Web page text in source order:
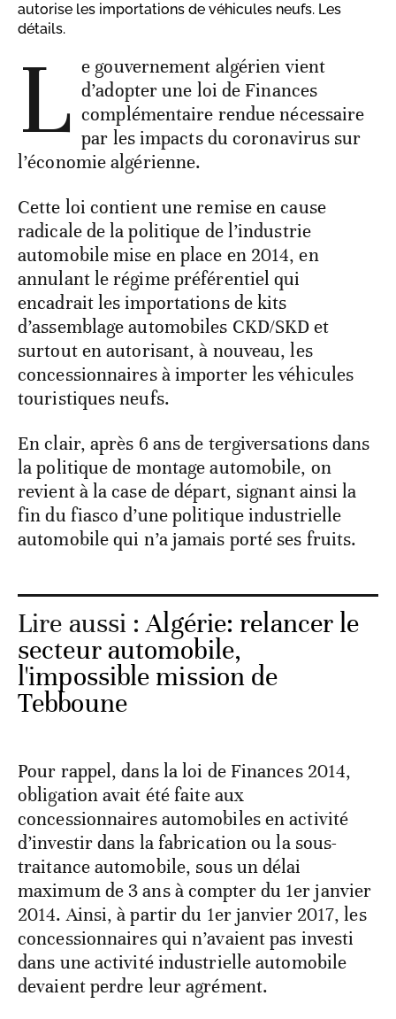
autorise les importations de véhicules neufs. Les
détails.
L e gouvernement algérien vient
d’adopter une loi de Finances
complémentaire rendue nécessaire
par les impacts du coronavirus sur
l’économie algérienne.
Cette loi contient une remise en cause
radicale de la politique de l’industrie
automobile mise en place en 2014, en
annulant le régime préférentiel qui
encadrait les importations de kits
d’assemblage automobiles CKD/SKD et
surtout en autorisant, à nouveau, les
concessionnaires à importer les véhicules
touristiques neufs.
En clair, après 6 ans de tergiversations dans
la politique de montage automobile, on
revient à la case de départ, signant ainsi la
fin du fiasco d’une politique industrielle
automobile qui n’a jamais porté ses fruits.
Lire aussi :Algérie: relancer le
secteur automobile,
l'impossible mission de
Tebboune
Pour rappel, dans la loi de Finances 2014,
obligation avait été faite aux
concessionnaires automobiles en activité
d’investir dans la fabrication ou la sous-
traitance automobile, sous un délai
maximum de 3 ans à compter du 1er janvier
2014. Ainsi, à partir du 1er janvier 2017, les
concessionnaires qui n’avaient pas investi
dans une activité industrielle automobile
devaient perdre leur agrément.